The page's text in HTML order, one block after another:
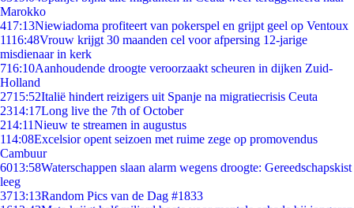
Marokko
417:13Niewiadoma profiteert van pokerspel en grijpt geel op Ventoux
1116:48Vrouw krijgt 30 maanden cel voor afpersing 12-jarige
misdienaar in kerk
716:10Aanhoudende droogte veroorzaakt scheuren in dijken Zuid-
Holland
2715:52Italië hindert reizigers uit Spanje na migratiecrisis Ceuta
2314:17Long live the 7th of October
214:11Nieuw te streamen in augustus
114:08Excelsior opent seizoen met ruime zege op promovendus
Cambuur
6013:58Waterschappen slaan alarm wegens droogte: Gereedschapskist
leeg
3713:13Random Pics van de Dag #1833